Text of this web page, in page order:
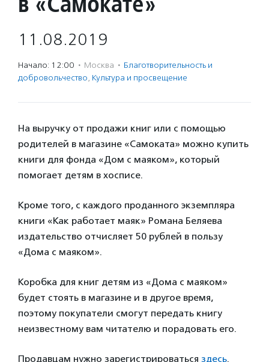
11.08.2019
Начало: 12:00 · Москва · Благотвори­тель­ность и
доброволь­чест­во, Культура и просвещение
На выручку от продажи книг или с помощью
родителей в магазине «Самоката» можно купить
книги для фонда «Дом с маяком», который
помогает детям в хосписе.
Кроме того, с каждого проданного экземпляра
книги «Как работает маяк» Романа Беляева
издательство отчисляет 50 рублей в пользу
«Дома с маяком».
Коробка для книг детям из «Дома с маяком»
будет стоять в магазине и в другое время,
поэтому покупатели смогут передать книгу
неизвестному вам читателю и порадовать его.
Продавцам нужно зарегистрироваться здесь.